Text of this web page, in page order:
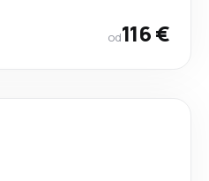
od116 €